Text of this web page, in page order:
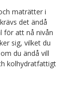
maträtter i
det ändå
för att nå nivån
sig, vilket du
du ändå vill
kolhydratfattigt